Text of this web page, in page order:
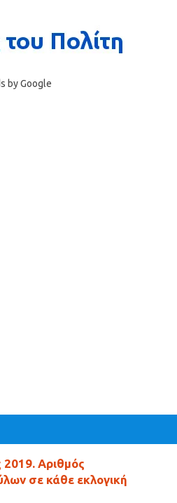
by Google
2019. Αριθμός
σε κάθε εκλογική